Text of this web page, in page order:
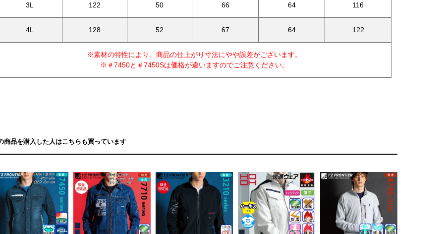
3L 122 50 66 64 116
4L 128 52 67 64 122
※素材の特性により、商品の仕上がり寸法にやや誤差がございます。
※＃7450と＃7450Sは価格が違いますのでご注意ください。
商品を購入した人はこちらも買っています